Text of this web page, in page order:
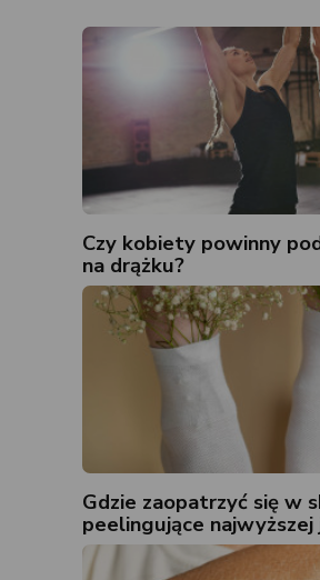
Czy kobiety powinny
na drążku?
Gdzie zaopatrzyć się w
peelingujące najwyższej